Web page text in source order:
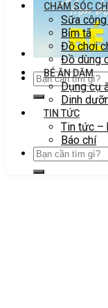
CHĂM SÓC
Sữa
Bỉm tã
Đồ chơi
Đồ dùng
BÉ ĂN DẶM
Dụng cụ
Dinh
TIN TỨC
Tin tức –
Báo chí